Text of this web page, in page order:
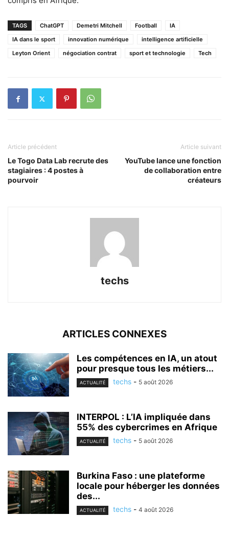
TAGS ChatGPT Demetri Mitchell Football
IA
IA dans le sport
innovation numérique
intelligence artificielle
Leyton Orient
négociation contrat sport et technologie Tech
Article précédent
Le Togo Data Lab recrute des
stagiaires : 4 postes à
pourvoir
Article suivant
YouTube lance une fonction
de collaboration entre
créateurs
techs
ARTICLES CONNEXES
Les compétences en IA, un atout
pour presque tous les métiers...
ACTUALITÉ techs - 5 août 2026
INTERPOL : L’IA impliquée dans
55% des cybercrimes en Afrique
ACTUALITÉ techs - 5 août 2026
Burkina Faso : une plateforme
locale pour héberger les données
des...
ACTUALITÉ techs - 4 août 2026